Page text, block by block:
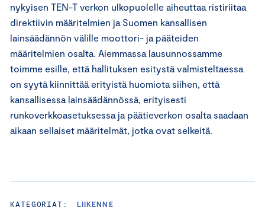
nykyisen TEN-T verkon ulkopuolelle aiheuttaa ristiriitaa
direktiivin määritelmien ja Suomen kansallisen
lainsäädännön välille moottori- ja pääteiden
määritelmien osalta. Aiemmassa lausunnossamme
toimme esille, että hallituksen esitystä valmisteltaessa
on syytä kiinnittää erityistä huomiota siihen, että
kansallisessa lainsäädännössä, erityisesti
runkoverkkoasetuksessa ja päätieverkon osalta saadaan
aikaan sellaiset määritelmät, jotka ovat selkeitä.
KATEGORIAT: LIIKENNE